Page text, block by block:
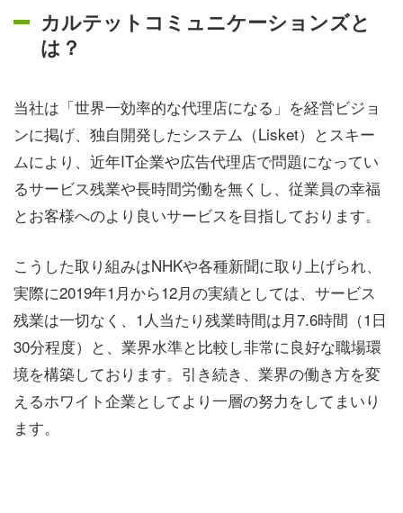
カルテットコミュニケーションズと
は？
当社は「世界一効率的な代理店になる」を経営ビジョ
ンに掲げ、独自開発したシステム（Lisket）とスキー
ムにより、近年IT企業や広告代理店で問題になってい
るサービス残業や長時間労働を無くし、従業員の幸福
とお客様へのより良いサービスを目指しております。
こうした取り組みはNHKや各種新聞に取り上げられ、
実際に2019年1月から12月の実績としては、サービス
残業は一切なく、1人当たり残業時間は月7.6時間（1日
30分程度）と、業界水準と比較し非常に良好な職場環
境を構築しております。引き続き、業界の働き方を変
えるホワイト企業としてより一層の努力をしてまいり
ます。